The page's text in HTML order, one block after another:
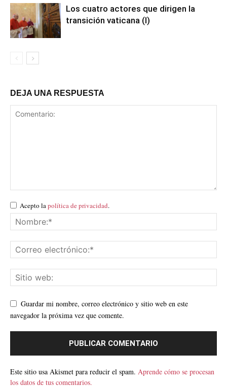
Los cuatro actores que dirigen la
transición vaticana (I)
DEJA UNA RESPUESTA
Acepto lapolítica de privacidad.
Guardar mi nombre, correo electrónico y sitio web en este
navegador la próxima vez que comente.
Este sitio usa Akismet para reducir el spam. Aprende cómo se procesan
los datos de tus comentarios.